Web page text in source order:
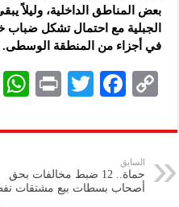
بعض المناطق الداخلية، وليلاً
الجبلية مع احتمال تشكل ضباب
في أجزاء من المنطقة الوسطى.
C
p
y
Li
F
eb
k
T
tt
P
nt
السابق
حماة.. 12 ضبط مخالفات بحق
أصحاب بسطات بيع مشتقات